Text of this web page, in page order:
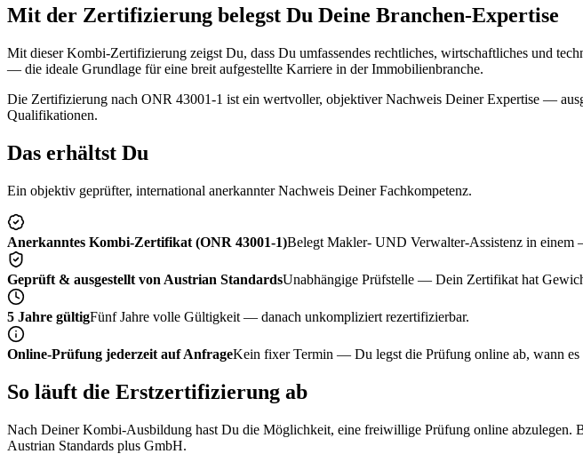
Mit der Zertifizierung belegst Du Deine Branchen-Expertise
Mit dieser Kombi-Zertifizierung zeigst Du, dass Du umfassendes rechtliches, wirtschaftliches und
— die ideale Grundlage für eine breit aufgestellte Karriere in der Immobilienbranche.
Die Zertifizierung nach ONR 43001-1 ist ein wertvoller, objektiver Nachweis Deiner Expertise —
Qualifikationen.
Das erhältst Du
Ein objektiv geprüfter, international anerkannter Nachweis Deiner Fachkompetenz.
Anerkanntes Kombi-Zertifikat (ONR 43001-1)Belegt Makler- UND Verwalter-Assistenz in einem
Geprüft & ausgestellt von Austrian StandardsUnabhängige Prüfstelle — Dein Zertifikat hat
5 Jahre gültigFünf Jahre volle Gültigkeit — danach unkompliziert rezertifizierbar.
Online-Prüfung jederzeit auf AnfrageKein fixer Termin — Du legst die Prüfung online ab, wann es
So läuft die Erstzertifizierung ab
Nach Deiner Kombi-Ausbildung hast Du die Möglichkeit, eine freiwillige Prüfung online abzulegen.
Austrian Standards plus GmbH.